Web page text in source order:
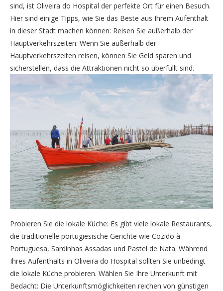
sind, ist Oliveira do Hospital der perfekte Ort für einen Besuch.
Hier sind einige Tipps, wie Sie das Beste aus Ihrem Aufenthalt
in dieser Stadt machen können: Reisen Sie außerhalb der
Hauptverkehrszeiten: Wenn Sie außerhalb der
Hauptverkehrszeiten reisen, können Sie Geld sparen und
sicherstellen, dass die Attraktionen nicht so überfüllt sind.
Probieren Sie die lokale Küche: Es gibt viele lokale Restaurants,
die traditionelle portugiesische Gerichte wie Cozido à
Portuguesa, Sardinhas Assadas und Pastel de Nata. Während
Ihres Aufenthalts in Oliveira do Hospital sollten Sie unbedingt
die lokale Küche probieren. Wählen Sie Ihre Unterkunft mit
Bedacht: Die Unterkunftsmöglichkeiten reichen von günstigen